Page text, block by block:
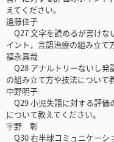
えてください。
遠藤佳子
Q27 文字を読めるが書けな
イント，言語治療の組み立て
福永真哉
Q28 アナルトリーないし発
の組み立て方や技法について
中野明子
Q29 小児失語に対する評価
について教えてください。
宇野 彰
Q30 右半球コミュニケーシ